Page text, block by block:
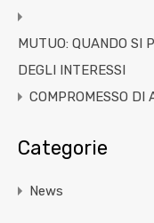
MUTUO: QUANDO SI
DEGLI INTERESSI
COMPROMESSO DI
Categorie
News